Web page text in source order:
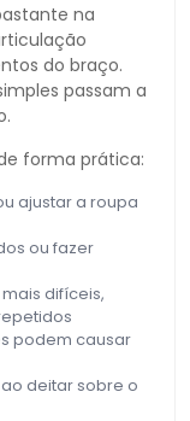
na
do braço.
passam a
forma prática:
ajustar a roupa
ou fazer
difíceis,
podem causar
deitar sobre o